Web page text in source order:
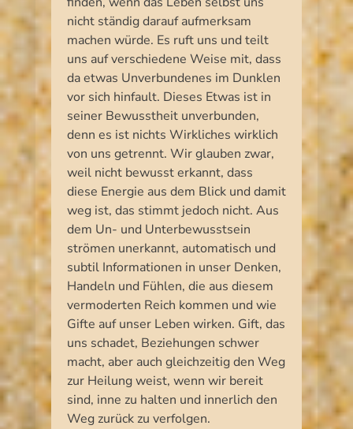
nicht ständig darauf aufmerksam
machen würde. Es ruft uns und teilt
uns auf verschiedene Weise mit, dass
da etwas Unverbundenes im Dunklen
vor sich hinfault. Dieses Etwas ist in
seiner Bewusstheit unverbunden,
denn es ist nichts Wirkliches wirklich
von uns getrennt. Wir glauben zwar,
weil nicht bewusst erkannt, dass
diese Energie aus dem Blick und damit
weg ist, das stimmt jedoch nicht. Aus
dem Un- und Unterbewusstsein
strömen unerkannt, automatisch und
subtil Informationen in unser Denken,
Handeln und Fühlen, die aus diesem
vermoderten Reich kommen und wie
Gifte auf unser Leben wirken. Gift, das
uns schadet, Beziehungen schwer
macht, aber auch gleichzeitig den Weg
zur Heilung weist, wenn wir bereit
sind, inne zu halten und innerlich den
Weg zurück zu verfolgen.